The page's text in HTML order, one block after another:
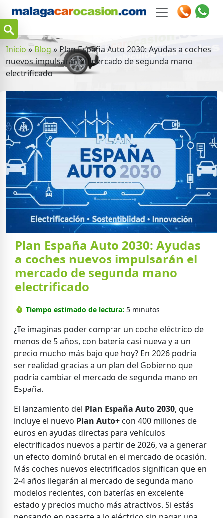
Inicio »Blog » Plan España Auto 2030: Ayudas a coches
nuevos impulsarán el mercado de segunda mano
electrificado
Plan España Auto 2030: Ayudas
a coches nuevos impulsarán el
mercado de segunda mano
electrificado
Tiempo estimado de lectura: 5 minutos
¿Te imaginas poder comprar un coche eléctrico de
menos de 5 años, con batería casi nueva y a un
precio mucho más bajo que hoy? En 2026 podría
ser realidad gracias a un plan del Gobierno que
podría cambiar el mercado de segunda mano en
España.
El lanzamiento del Plan España Auto 2030, que
incluye el nuevo Plan Auto+ con 400 millones de
euros en ayudas directas para vehículos
electrificados nuevos a partir de 2026, va a generar
un efecto dominó brutal en el mercado de ocasión.
Más coches nuevos electrificados significan que en
2-4 años llegarán al mercado de segunda mano
modelos recientes, con baterías en excelente
estado y precios mucho más atractivos. Si estás